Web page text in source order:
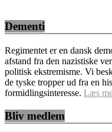
Dementi
Regimentet er en dansk
afstand fra den nazistiske
politisk ekstremisme. Vi
de tyske tropper ud fra en
formidlingsinteresse. Læs
Bliv medlem